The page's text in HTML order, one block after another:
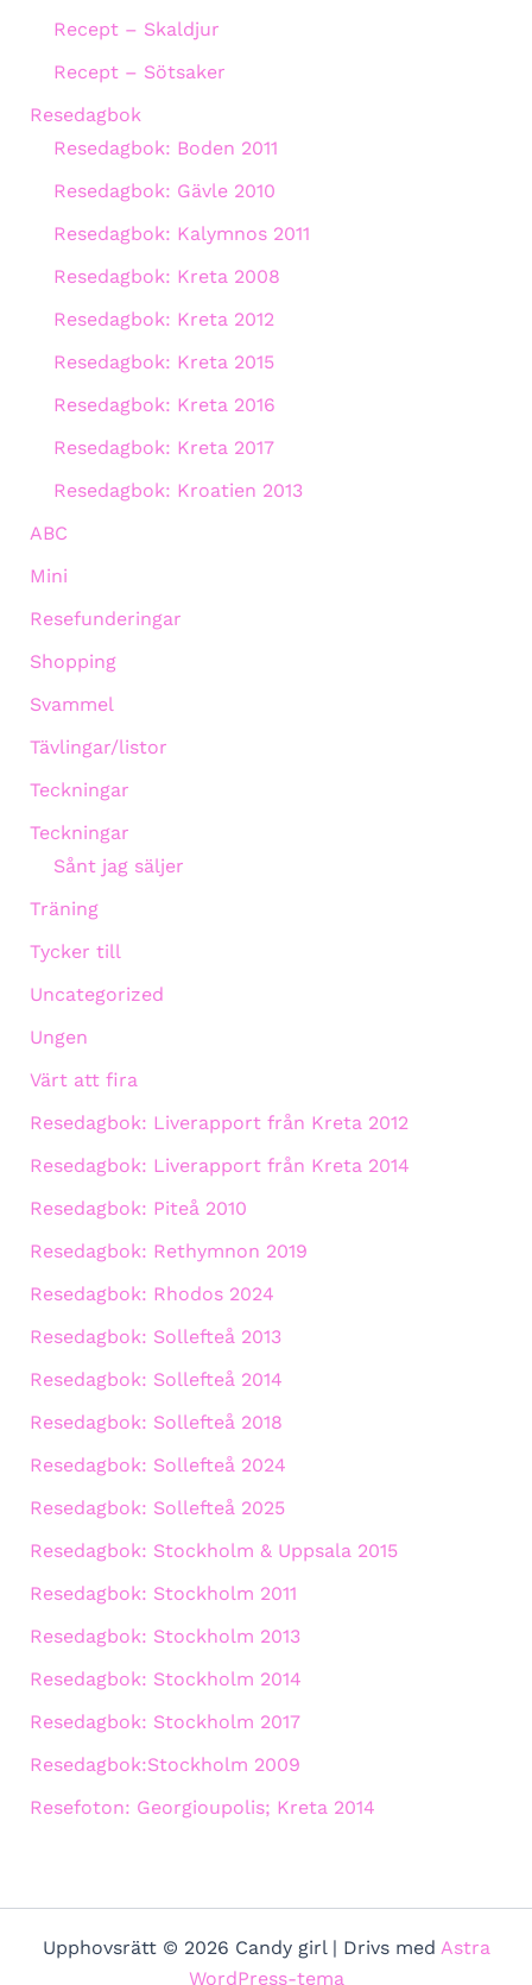
Recept – Skaldjur
Recept – Sötsaker
Resedagbok
Resedagbok: Boden 2011
Resedagbok: Gävle 2010
Resedagbok: Kalymnos 2011
Resedagbok: Kreta 2008
Resedagbok: Kreta 2012
Resedagbok: Kreta 2015
Resedagbok: Kreta 2016
Resedagbok: Kreta 2017
Resedagbok: Kroatien 2013
ABC
Mini
Resefunderingar
Shopping
Svammel
Tävlingar/listor
Teckningar
Teckningar
Sånt jag säljer
Träning
Tycker till
Uncategorized
Ungen
Värt att fira
Resedagbok: Liverapport från Kreta 2012
Resedagbok: Liverapport från Kreta 2014
Resedagbok: Piteå 2010
Resedagbok: Rethymnon 2019
Resedagbok: Rhodos 2024
Resedagbok: Sollefteå 2013
Resedagbok: Sollefteå 2014
Resedagbok: Sollefteå 2018
Resedagbok: Sollefteå 2024
Resedagbok: Sollefteå 2025
Resedagbok: Stockholm & Uppsala 2015
Resedagbok: Stockholm 2011
Resedagbok: Stockholm 2013
Resedagbok: Stockholm 2014
Resedagbok: Stockholm 2017
Resedagbok:Stockholm 2009
Resefoton: Georgioupolis; Kreta 2014
Upphovsrätt © 2026 Candy girl | Drivs med Astra
WordPress-tema